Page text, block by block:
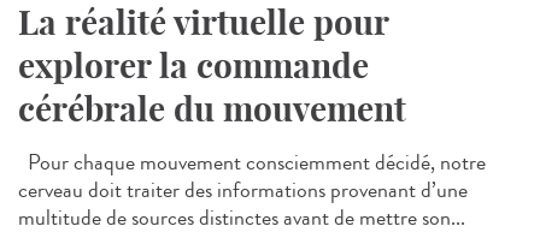
La réalité virtuelle pour
explorer la commande
cérébrale du mouvement
Pour chaque mouvement consciemment décidé, notre
cerveau doit traiter des informations provenant d’une
multitude de sources distinctes avant de mettre son...